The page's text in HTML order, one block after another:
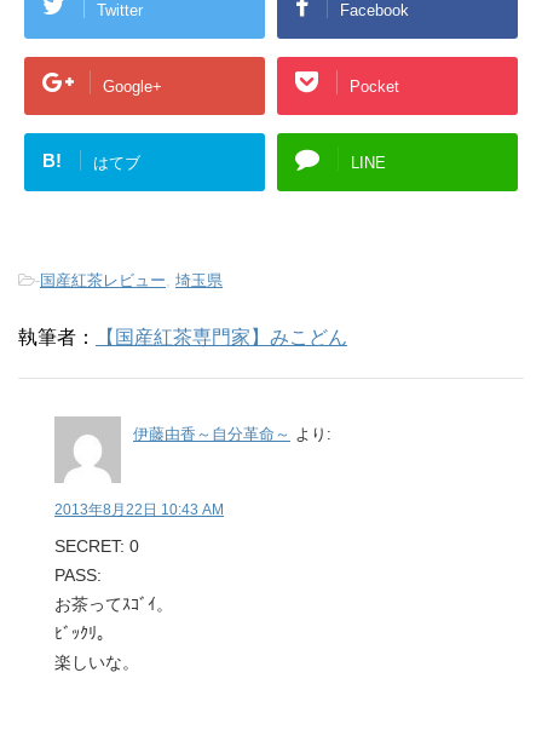
Twitter Facebook
Google+ Pocket
B! はてブ LINE
-国産紅茶レビュー, 埼玉県
執筆者： 【国産紅茶専門家】みこどん
伊藤由香～自分革命～ より:
2013年8月22日 10:43 AM
SECRET: 0
PASS:
お茶ってｽｺﾞｲ。
ﾋﾞｯｸﾘ。
楽しいな。